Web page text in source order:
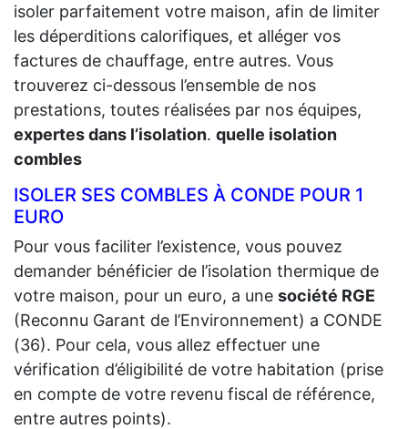
isoler parfaitement votre maison, afin de limiter
les déperditions calorifiques, et alléger vos
factures de chauffage, entre autres. Vous
trouverez ci-dessous l’ensemble de nos
prestations, toutes réalisées par nos équipes,
expertes dans l’isolation. quelle isolation
combles
ISOLER SES COMBLES À CONDE POUR 1
EURO
Pour vous faciliter l’existence, vous pouvez
demander bénéficier de l’isolation thermique de
votre maison, pour un euro, a une société RGE
(Reconnu Garant de l’Environnement) a CONDE
(36). Pour cela, vous allez effectuer une
vérification d’éligibilité de votre habitation (prise
en compte de votre revenu fiscal de référence,
entre autres points).